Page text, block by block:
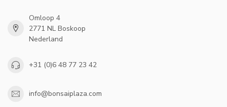
Omloop 4
2771 NL Boskoop
Nederland
+31 (0)6 48 77 23 42
info@bonsaiplaza.com